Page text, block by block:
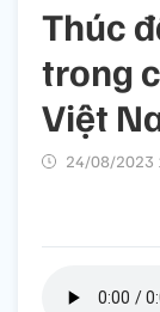
Thúc
trong
Việt
24/08/2023